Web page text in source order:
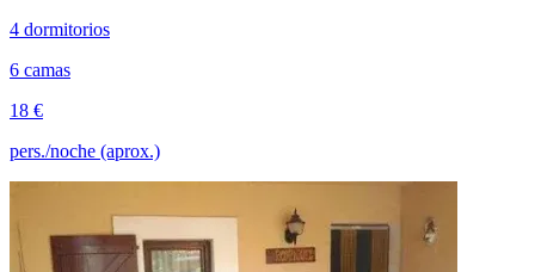
4 dormitorios
6 camas
18 €
pers./noche (aprox.)